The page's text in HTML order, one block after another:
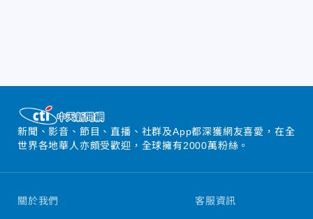
新聞、影音、節目、直播、社群及App都深獲網友喜愛，在全
世界各地華人亦頗受歡迎，全球擁有2000萬粉絲。
關於我們 客服資訊